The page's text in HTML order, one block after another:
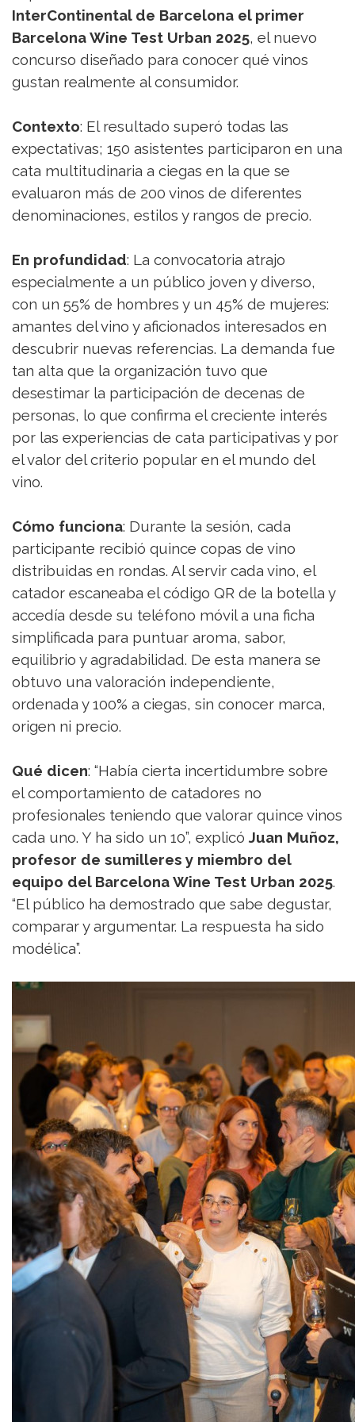
InterContinental de Barcelona el primer
Barcelona Wine Test Urban 2025, el nuevo
concurso diseñado para conocer qué vinos
gustan realmente al consumidor.
Contexto: El resultado superó todas las
expectativas; 150 asistentes participaron en una
cata multitudinaria a ciegas en la que se
evaluaron más de 200 vinos de diferentes
denominaciones, estilos y rangos de precio.
En profundidad: La convocatoria atrajo
especialmente a un público joven y diverso,
con un 55% de hombres y un 45% de mujeres:
amantes del vino y aficionados interesados en
descubrir nuevas referencias. La demanda fue
tan alta que la organización tuvo que
desestimar la participación de decenas de
personas, lo que confirma el creciente interés
por las experiencias de cata participativas y por
el valor del criterio popular en el mundo del
vino.
Cómo funciona: Durante la sesión, cada
participante recibió quince copas de vino
distribuidas en rondas. Al servir cada vino, el
catador escaneaba el código QR de la botella y
accedía desde su teléfono móvil a una ficha
simplificada para puntuar aroma, sabor,
equilibrio y agradabilidad. De esta manera se
obtuvo una valoración independiente,
ordenada y 100% a ciegas, sin conocer marca,
origen ni precio.
Qué dicen: “Había cierta incertidumbre sobre
el comportamiento de catadores no
profesionales teniendo que valorar quince vinos
cada uno. Y ha sido un 10”, explicó Juan Muñoz,
profesor de sumilleres y miembro del
equipo del Barcelona Wine Test Urban 2025.
“El público ha demostrado que sabe degustar,
comparar y argumentar. La respuesta ha sido
modélica”.